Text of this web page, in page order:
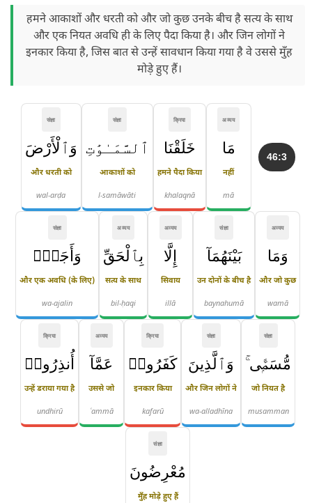
हमने आकाशों और धरती को और जो कुछ उनके बीच है सत्य के साथ
और एक नियत अवधि ही के लिए पैदा किया है। और जिन लोगों ने
इनकार किया है, जिस बात से उन्हें सावधान किया गया है वे उससे मुँह
मोड़े हुए हैं।
46:3
अव्यय
مَا
नहीं
mā
क्रिया
خَلَقْنَا
हमने पैदा किया
khalaqnā
संज्ञा
ٱلسَّمَـٰوَٰتِ
आकाशों को
l-samāwāti
संज्ञा
وَٱلْأَرْضَ
और धरती को
wal-arḍa
अव्यय
وَمَا
और जो कुछ
wamā
संज्ञा
بَيْنَهُمَآ
उन दोनों के बीच है
baynahumā
अव्यय
إِلَّا
सिवाय
illā
अव्यय
بِٱلْحَقِّ
सत्य के साथ
bil-ḥaqi
संज्ञा
وَأَجَلٍۢ
और एक अवधि (के लिए)
wa-ajalin
संज्ञा
مُّسَمًّۭى ۚ
जो नियत है
musamman
संज्ञा
وَٱلَّذِينَ
और जिन लोगों ने
wa-alladhīna
क्रिया
كَفَرُوا۟
इनकार किया
kafarū
अव्यय
عَمَّآ
उससे जो
ʿammā
क्रिया
أُنذِرُوا۟
उन्हें डराया गया है
undhirū
संज्ञा
مُعْرِضُونَ
मुँह मोड़े हुए हैं